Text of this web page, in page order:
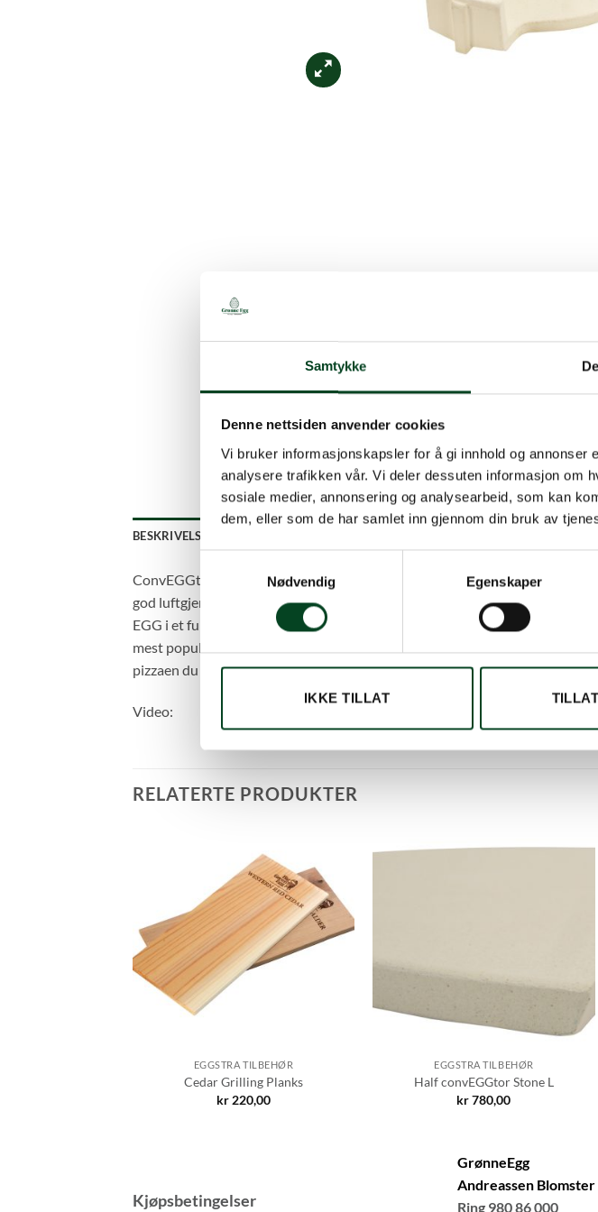
Samtykke
Denne nettsiden anvender cookies
Vi bruker informasjonskapsler for å gi innhold og
analysere trafikken vår. Vi deler dessuten informasjon om
sosiale medier, annonsering og analysearbeid, som kan
dem, eller som de har samlet inn gjennom din bruk av
Nødvendig
Egenskaper
IKKE TILLAT
BESKRIVELSE
ConvEGGtor sørger for en naturlig skillevegg mellom rettene dine og
god luftgjennomstrømning og utmerket varmeoverføring. Den indirekte
EGG i et fullverdig utekjøkken. Den er ideell for low & slow cooking, hvor
mest populære tilbehørene til Big Green Egg, fordi den utvider
pizzaen du noensinne har smakt? Kombiner da convEGGtor med Baking
Video:
RELATERTE PRODUKTER
EGGSTRA TILBEHØR
Cedar Grilling Planks
kr 220,00
EGGSTRA TILBEHØR
Half convEGGtor Stone L
kr780,00
Kjøpsbetingelser
GrønneEgg
Andreassen Blomster
Ring 980 86 000